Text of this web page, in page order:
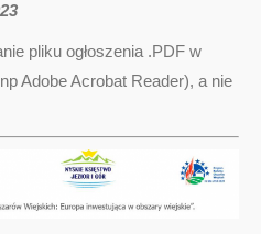
pliku ogłoszenia .PDF w
Adobe Acrobat Reader), a nie